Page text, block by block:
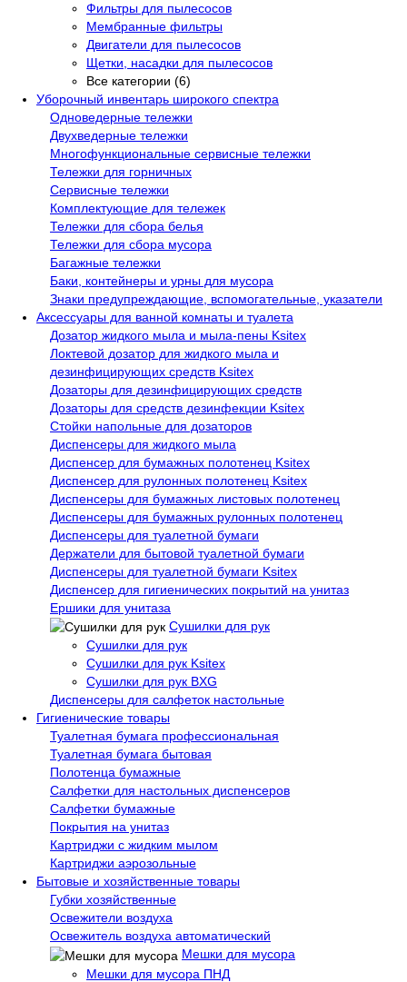
Фильтры для пылесосов
Мембранные фильтры
Двигатели для пылесосов
Щетки, насадки для пылесосов
Все категории (6)
Уборочный инвентарь широкого спектра
Одноведерные тележки
Двухведерные тележки
Многофункциональные сервисные тележки
Тележки для горничных
Сервисные тележки
Комплектующие для тележек
Тележки для сбора белья
Тележки для сбора мусора
Багажные тележки
Баки, контейнеры и урны для мусора
Знаки предупреждающие, вспомогательные, указатели
Аксессуары для ванной комнаты и туалета
Дозатор жидкого мыла и мыла-пены Ksitex
Локтевой дозатор для жидкого мыла и
дезинфицирующих средств Ksitex
Дозаторы для дезинфицирующих средств
Дозаторы для средств дезинфекции Ksitex
Стойки напольные для дозаторов
Диспенсеры для жидкого мыла
Диспенсер для бумажных полотенец Ksitex
Диспенсер для рулонных полотенец Ksitex
Диспенсеры для бумажных листовых полотенец
Диспенсеры для бумажных рулонных полотенец
Диспенсеры для туалетной бумаги
Держатели для бытовой туалетной бумаги
Диспенсеры для туалетной бумаги Ksitex
Диспенсер для гигиенических покрытий на унитаз
Ершики для унитаза
Сушилки для рук
Сушилки для рук
Сушилки для рук Ksitex
Сушилки для рук BXG
Диспенсеры для салфеток настольные
Гигиенические товары
Туалетная бумага профессиональная
Туалетная бумага бытовая
Полотенца бумажные
Салфетки для настольных диспенсеров
Салфетки бумажные
Покрытия на унитаз
Картриджи с жидким мылом
Картриджи аэрозольные
Бытовые и хозяйственные товары
Губки хозяйственные
Освежители воздуха
Освежитель воздуха автоматический
Мешки для мусора
Мешки для мусора ПНД